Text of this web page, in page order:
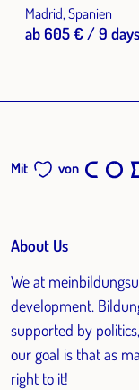
Madrid, Spanien
ab 605 € / 9 days
Mit von
About Us
We at
development.
supported by
our goal is that as
right to it!